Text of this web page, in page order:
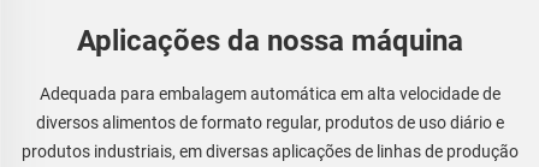
Aplicações da nossa máquina
Adequada para embalagem automática em alta velocidade de
diversos alimentos de formato regular, produtos de uso diário e
produtos industriais, em diversas aplicações de linhas de produção